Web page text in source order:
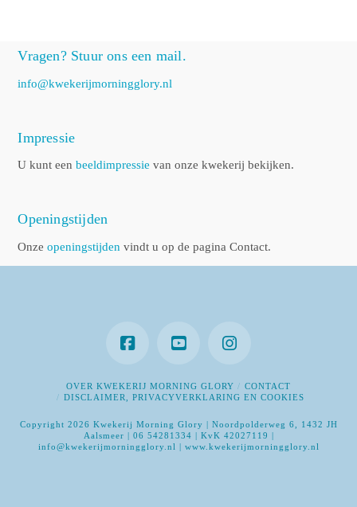
Vragen? Stuur ons een mail.
info@kwekerijmorningglory.nl
Impressie
U kunt eenbeeldimpressie van onze kwekerij bekijken.
Openingstijden
Onzeopeningstijden vindt u op de pagina Contact.
OVER KWEKERIJ MORNING GLORY
CONTACT
DISCLAIMER, PRIVACYVERKLARING EN COOKIES
Copyright 2026 Kwekerij Morning Glory | Noordpolderweg 6, 1432 JH
Aalsmeer | 06 54281334 | KvK 42027119 |
info@kwekerijmorningglory.nl | www.kwekerijmorningglory.nl